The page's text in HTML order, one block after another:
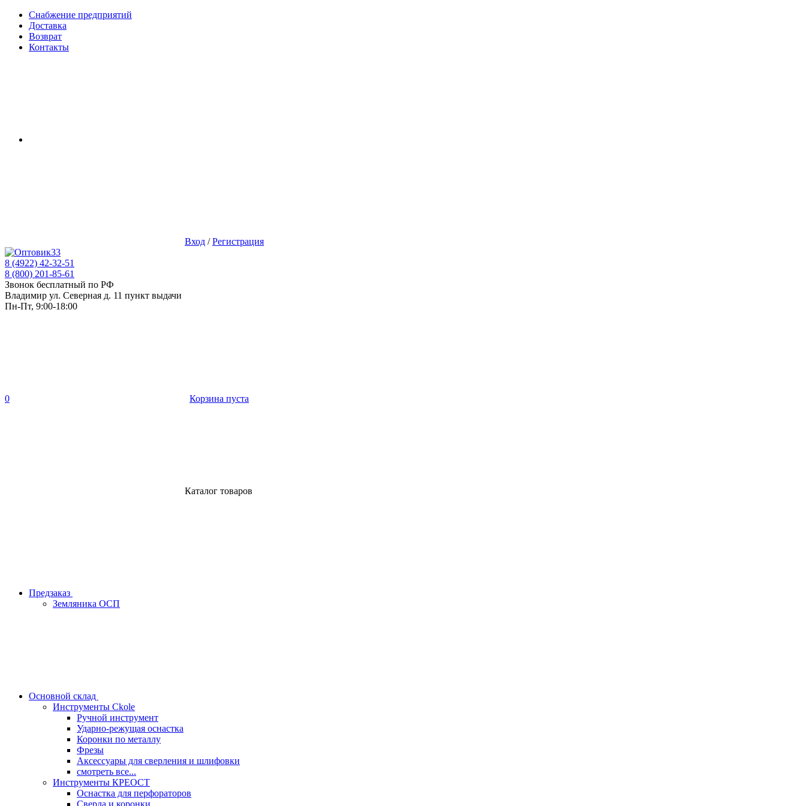
Снабжение предприятий
Доставка
Возврат
Контакты
Вход /Регистрация
8 (4922) 42-32-51
8 (800) 201-85-61
Звонок бесплатный по РФ
Владимир ул. Северная д. 11 пункт выдачи
Пн-Пт, 9:00-18:00
0 Корзина пуста
Каталог товаров
Предзаказ
Земляника ОСП
Основной склад
Инструменты Ckole
Ручной инструмент
Ударно‑режущая оснастка
Коронки по металлу
Фрезы
Аксессуары для сверления и шлифовки
смотреть все...
Инструменты КРЕОСТ
Оснастка для перфораторов
Сверла и коронки